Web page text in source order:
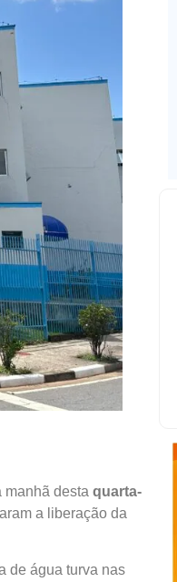
manhã desta quarta-
a liberação da
de água turva nas